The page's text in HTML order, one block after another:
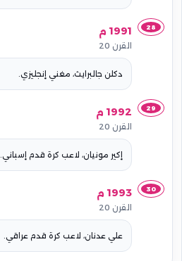
28 1991 م
القرن 20
دكلن جالبرايث، مغني إنجليزي.
29 1992 م
القرن 20
إكير مونيان، لاعب كرة قدم إسباني.
30 1993 م
القرن 20
علي عدنان، لاعب كرة قدم عراقي.